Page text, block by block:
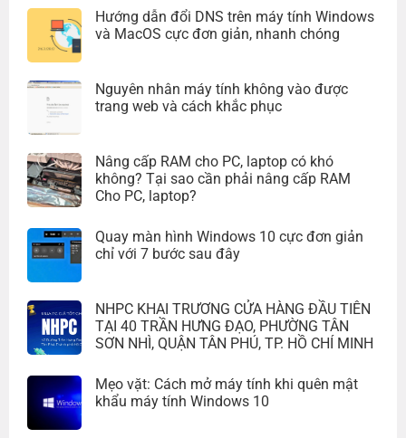
Hướng dẫn đổi DNS trên máy tính Windows
và MacOS cực đơn giản, nhanh chóng
Nguyên nhân máy tính không vào được
trang web và cách khắc phục
Nâng cấp RAM cho PC, laptop có khó
không? Tại sao cần phải nâng cấp RAM
Cho PC, laptop?
Quay màn hình Windows 10 cực đơn giản
chỉ với 7 bước sau đây
NHPC KHAI TRƯƠNG CỬA HÀNG ĐẦU TIÊN
TẠI 40 TRẦN HƯNG ĐẠO, PHƯỜNG TÂN
SƠN NHÌ, QUẬN TÂN PHÚ, TP. HỒ CHÍ MINH
Mẹo vặt: Cách mở máy tính khi quên mật
khẩu máy tính Windows 10